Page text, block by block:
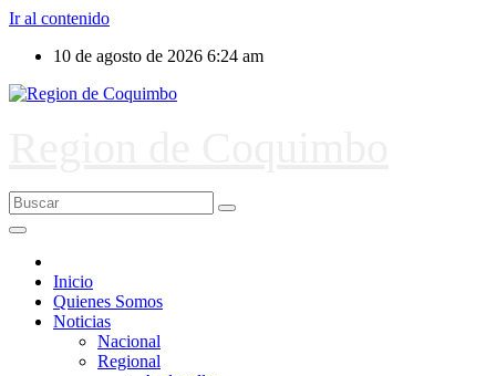
Ir al contenido
10 de agosto de 2026 6:24 am
Inicio
Quienes Somos
Noticias
Nacional
Regional